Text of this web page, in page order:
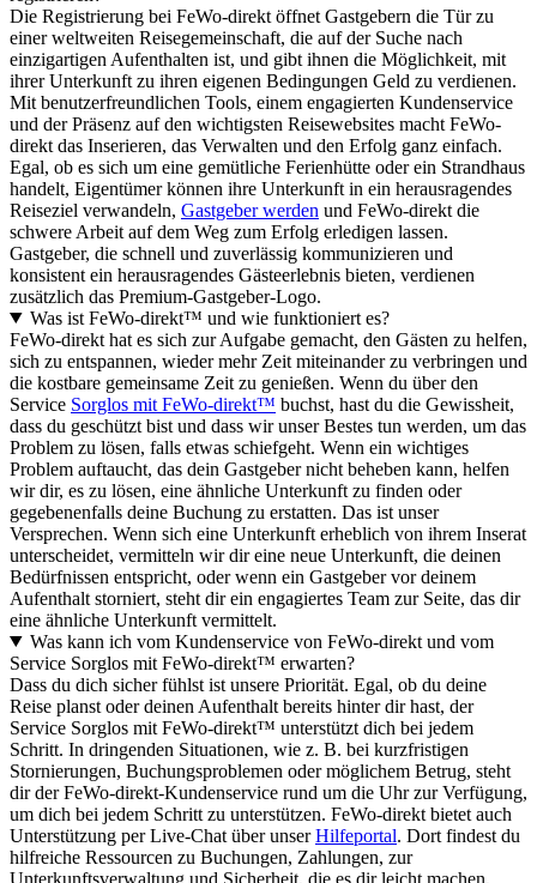
Die Registrierung bei FeWo-direkt öffnet Gastgebern die Tür zu
einer weltweiten Reisegemeinschaft, die auf der Suche nach
einzigartigen Aufenthalten ist, und gibt ihnen die Möglichkeit, mit
ihrer Unterkunft zu ihren eigenen Bedingungen Geld zu verdienen.
Mit benutzerfreundlichen Tools, einem engagierten Kundenservice
und der Präsenz auf den wichtigsten Reisewebsites macht FeWo-
direkt das Inserieren, das Verwalten und den Erfolg ganz einfach.
Egal, ob es sich um eine gemütliche Ferienhütte oder ein Strandhaus
handelt, Eigentümer können ihre Unterkunft in ein herausragendes
Reiseziel verwandeln, Gastgeber werden und FeWo-direkt die
schwere Arbeit auf dem Weg zum Erfolg erledigen lassen.
Gastgeber, die schnell und zuverlässig kommunizieren und
konsistent ein herausragendes Gästeerlebnis bieten, verdienen
zusätzlich das Premium-Gastgeber-Logo.
Was ist FeWo-direkt™ und wie funktioniert es?
FeWo-direkt hat es sich zur Aufgabe gemacht, den Gästen zu helfen,
sich zu entspannen, wieder mehr Zeit miteinander zu verbringen und
die kostbare gemeinsame Zeit zu genießen. Wenn du über den
Service Sorglos mit FeWo-direkt™ buchst, hast du die Gewissheit,
dass du geschützt bist und dass wir unser Bestes tun werden, um das
Problem zu lösen, falls etwas schiefgeht. Wenn ein wichtiges
Problem auftaucht, das dein Gastgeber nicht beheben kann, helfen
wir dir, es zu lösen, eine ähnliche Unterkunft zu finden oder
gegebenenfalls deine Buchung zu erstatten. Das ist unser
Versprechen. Wenn sich eine Unterkunft erheblich von ihrem Inserat
unterscheidet, vermitteln wir dir eine neue Unterkunft, die deinen
Bedürfnissen entspricht, oder wenn ein Gastgeber vor deinem
Aufenthalt storniert, steht dir ein engagiertes Team zur Seite, das dir
eine ähnliche Unterkunft vermittelt.
Was kann ich vom Kundenservice von FeWo-direkt und vom
Service Sorglos mit FeWo-direkt™ erwarten?
Dass du dich sicher fühlst ist unsere Priorität. Egal, ob du deine
Reise planst oder deinen Aufenthalt bereits hinter dir hast, der
Service Sorglos mit FeWo-direkt™ unterstützt dich bei jedem
Schritt. In dringenden Situationen, wie z. B. bei kurzfristigen
Stornierungen, Buchungsproblemen oder möglichem Betrug, steht
dir der FeWo-direkt-Kundenservice rund um die Uhr zur Verfügung,
um dich bei jedem Schritt zu unterstützen. FeWo-direkt bietet auch
Unterstützung per Live-Chat über unserHilfeportal. Dort findest du
hilfreiche Ressourcen zu Buchungen, Zahlungen, zur
Unterkunftsverwaltung und Sicherheit, die es dir leicht machen,